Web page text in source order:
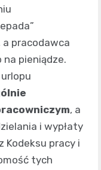
pracodawca
na pieniądze.
, a
i wypłaty
pracy i
tych